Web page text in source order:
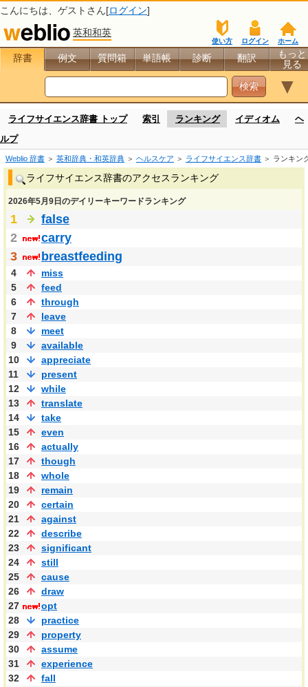
こんにちは、 ゲスト さん[ログイン]
英和和英
ホーム
ログイン
使い方
辞書 例文 質問箱 単語帳 診断 翻訳
もっと
見る
▼
ライフサイエンス辞書 トップ 索引 ランキング イディオム
ヘ
ルプ
Weblio 辞書 ＞ 英和辞典・和英辞典 ＞ ヘルスケア ＞ ライフサイエンス辞書 ＞ ランキン
ライフサイエンス辞書のアクセスランキング
2026年5月9日のデイリーキーワードランキング
1
false
2
carry
3
breastfeeding
4
miss
5
feed
6
through
7
leave
8
meet
9
available
10
appreciate
11
present
12
while
13
translate
14
take
15
even
16
actually
17
though
18
whole
19
remain
20
certain
21
against
22
describe
23
significant
24
still
25
cause
26
draw
27
opt
28
practice
29
property
30
assume
31
experience
32
fall